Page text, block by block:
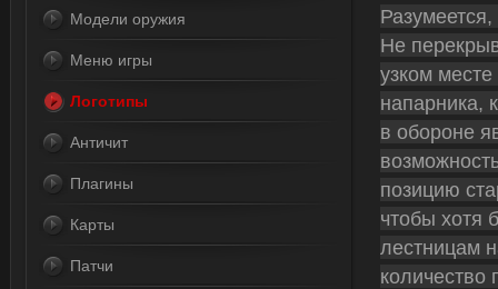
Не
узком
напарника,
в обороне
позицию
чтобы хотя
лестницам
количество
Модели оружия
Меню игры
Логотипы
Античит
Плагины
Карты
Патчи